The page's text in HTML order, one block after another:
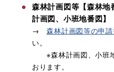
森林計画図等【森林
計画図、小班地番図】
→森林計画図等の申
い。
※森林計画図、小班
おります。